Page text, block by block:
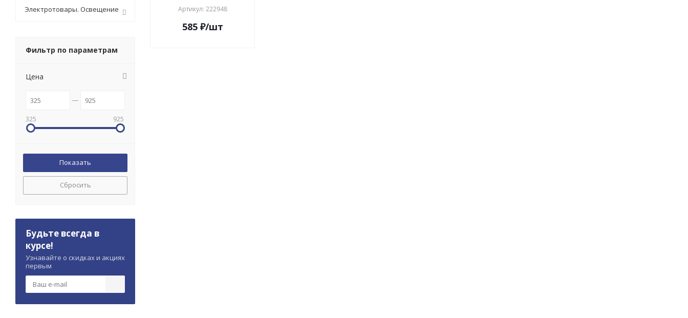
Артикул: 222948
585 ₽/шт
Электротовары. Освещение
Фильтр по параметрам
Цена
325 925
Сбросить
Будьте всегда в
курсе!
Узнавайте о скидках и акциях
первым